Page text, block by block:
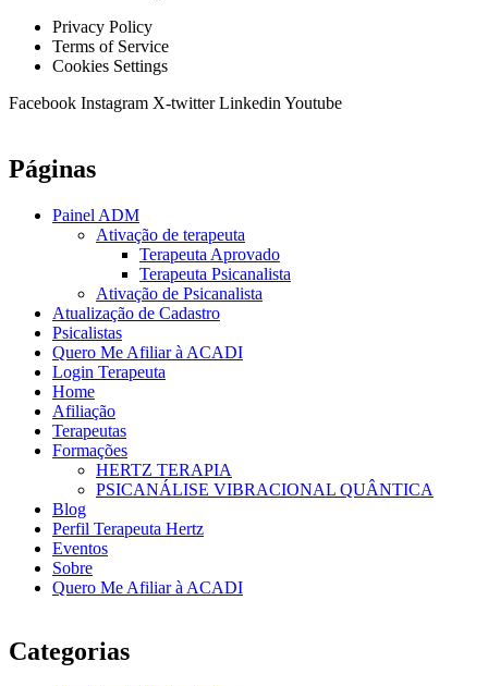
Privacy Policy
Terms of Service
Cookies Settings
Facebook Instagram X-twitter Linkedin Youtube
Páginas
Painel ADM
Ativação de terapeuta
Terapeuta Aprovado
Terapeuta Psicanalista
Ativação de Psicanalista
Atualização de Cadastro
Psicalistas
Quero Me Afiliar à ACADI
Login Terapeuta
Home
Afiliação
Terapeutas
Formações
HERTZ TERAPIA
PSICANÁLISE VIBRACIONAL QUÂNTICA
Blog
Perfil Terapeuta Hertz
Eventos
Sobre
Quero Me Afiliar à ACADI
Categorias